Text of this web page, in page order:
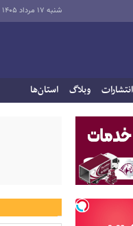
شنبه ۱۷ مرداد ۱۴۰۵
انتشارات وبلاگ استان‌ها